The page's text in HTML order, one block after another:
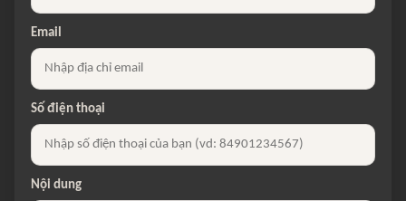
Email
Số điện thoại
Nội dung